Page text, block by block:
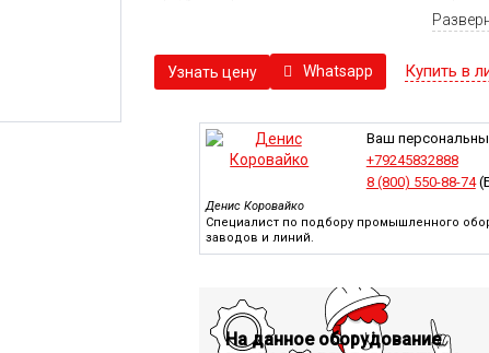
различных рудных полезных ископаемых на
отрасли, коммунального хозяйства и иных
установленным на нее корытом, элементами
модульности конструкции обеспечивается
запчастям, что положительно сказывается
расходные материалы стандартизированы и
Установка предусматривает наличие
обладают надежностью,
боковой пластины, что позволяет
обратной сборки узла занимает не больше
будут минимизированы.
Узнать цену Whatsapp Купить в
Ваш
+79245832888
8 (800) 550-88-74
Денис Коровайко
Специалист по подбору промышленного
заводов и линий.
На данное оборудование